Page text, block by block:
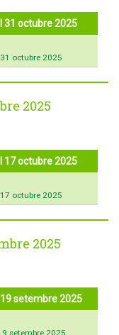
31 octubre 2025
octubre 2025
2025
17 octubre 2025
octubre 2025
2025
setembre 2025
setembre 2025